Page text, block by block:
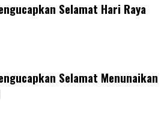
Selamat Hari Raya
Selamat Menunaikan